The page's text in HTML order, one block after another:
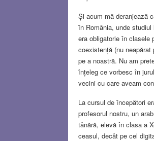
Și acum mă deranjează
în România, unde
era obligatorie în clasele
coexistență (nu
pe a noastră. Nu am
înțeleg ce vorbesc în
vecini cu care aveam
La cursul de începători
profesorul nostru, un
tânără, elevă în clasa a
ceasul, decât pe cel